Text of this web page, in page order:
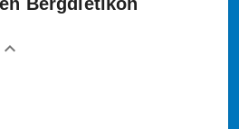
expand_less